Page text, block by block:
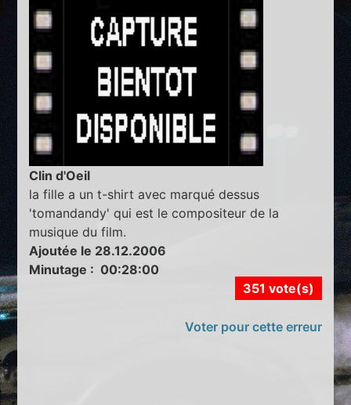
Clin d'Oeil
la fille a un t-shirt avec marqué dessus
'tomandandy' qui est le compositeur de la
musique du film.
Ajoutée le 28.12.2006
Minutage : 00:28:00
351 vote(s)
Voter pour cette erreur